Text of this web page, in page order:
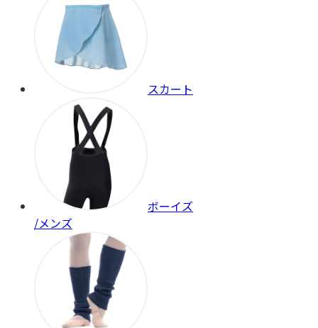
スカート
ボーイズ
/メンズ